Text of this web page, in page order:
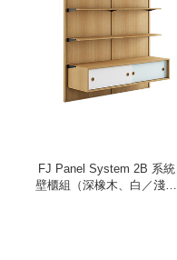
FJ Panel System 2B 系統
壁櫃組（深橡木、白／淺藍